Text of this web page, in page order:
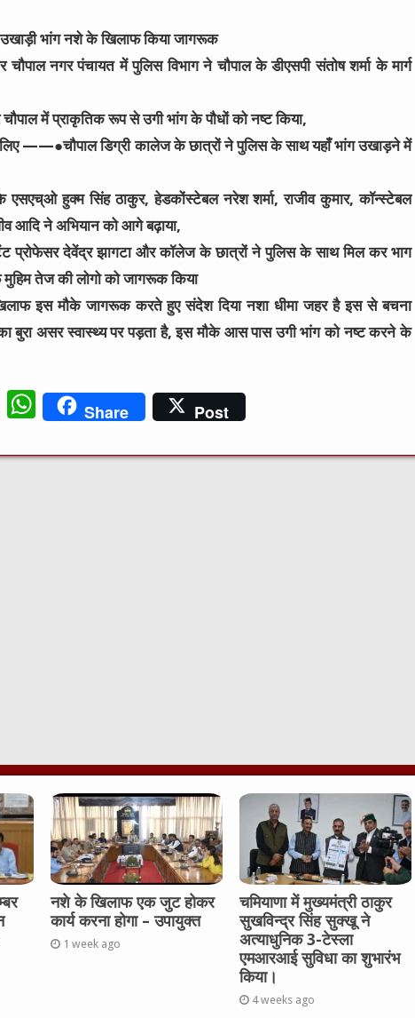
भांग नशे के खिलाफ किया जागरूक
चौपाल नगर पंचायत में पुलिस विभाग ने चौपाल केडीएसपी संतोष शर्माके मार्ग
में प्राकृतिक रूप से उगी भांग के पौधों को नष्ट किया,
लिए ——●चौपाल डिग्री कालेज के छात्रों नेपुलिस के साथ यहाँ भांग उखाड़ने में
केएसएच्ओ हुक्म सिंह ठाकुर, हेडकोंस्टेबल नरेश शर्मा, राजीव कुमार, कॉन्स्टेबल
आदि ने अभियान को आगे बढ़ाया,
प्रोफेसर देवेंद्र झागटाऔर कॉलेज के छात्रों ने पुलिस के साथ मिल कर भाग
तेज की लोगो को जागरूक किया
इस मौके जागरूक करते हुए संदेश दिया नशा धीमा जहर है इस से बचना
बुरा असर स्वास्थ्य पर पड़ता है, इस मौके आस पास उगी भांग को नष्ट करने के
E
ai
W
h
at
Share Post
नशे के खिलाफ एक जुट होकर
कार्य करना होगा – उपायुक्त
1 week ago
चमियाणा में मुख्यमंत्री ठाकुर
सुखविन्द्र सिंह सुक्खू ने
अत्याधुनिक 3-टेस्ला
एमआरआई सुविधा का शुभारंभ
किया।
4 weeks ago